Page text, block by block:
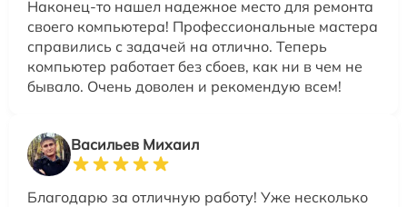
Наконец-то нашел надежное место для ремонта
своего компьютера! Профессиональные мастера
справились с задачей на отлично. Теперь
компьютер работает без сбоев, как ни в чем не
бывало. Очень доволен и рекомендую всем!
Васильев Михаил
Благодарю за отличную работу! Уже несколько